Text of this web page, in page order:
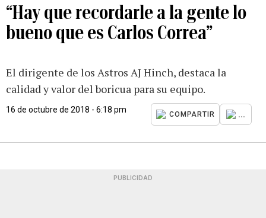
“Hay que recordarle a la gente lo
bueno que es Carlos Correa”
El dirigente de los Astros AJ Hinch, destaca la
calidad y valor del boricua para su equipo.
16 de octubre de 2018 - 6:18 pm
COMPARTIR ...
PUBLICIDAD